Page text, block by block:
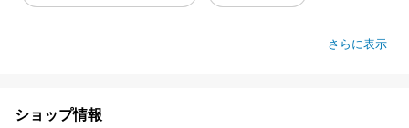
さらに表示
ショップ情報